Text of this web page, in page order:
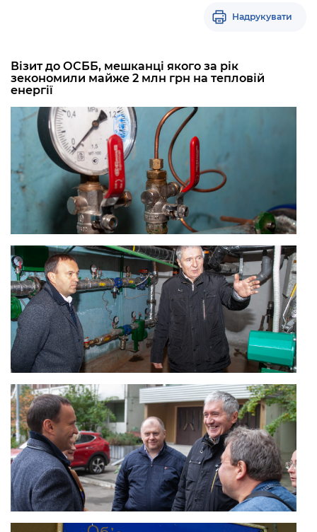
Надрукувати
Візит до ОСББ, мешканці якого за рік
зекономили майже 2 млн грн на тепловій
енергії